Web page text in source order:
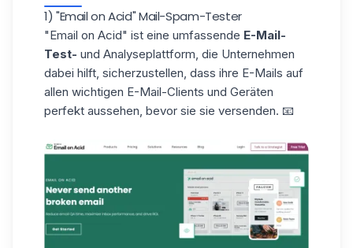
1) "Email on Acid" Mail-Spam-Tester
"Email on Acid" ist eine umfassende E-Mail-
Test- und Analyseplattform, die Unternehmen
dabei hilft, sicherzustellen, dass ihre E-Mails auf
allen wichtigen E-Mail-Clients und Geräten
perfekt aussehen, bevor sie sie versenden. 📧